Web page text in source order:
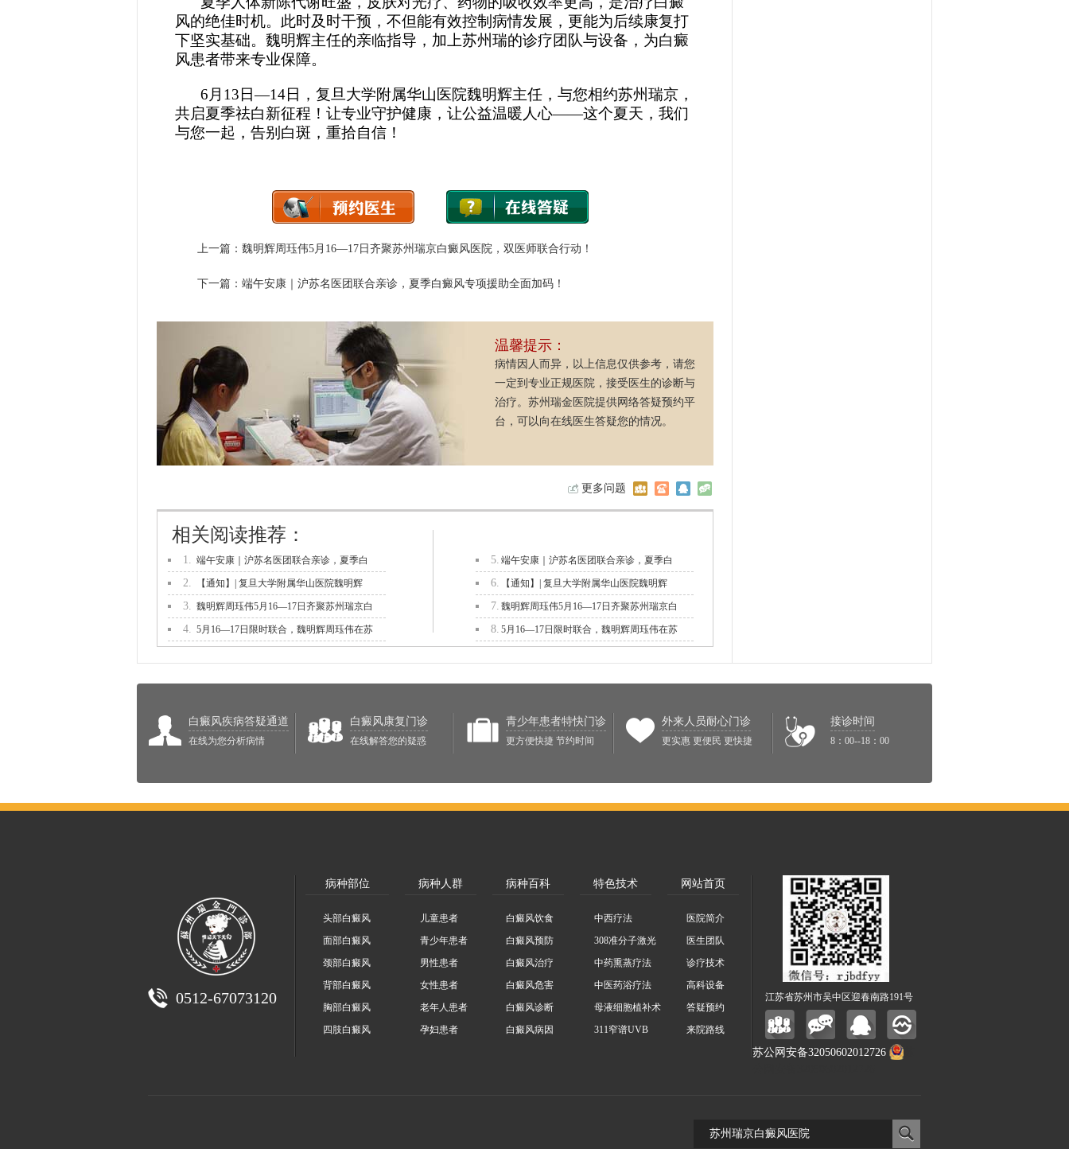
风的绝佳时机。此时及时干预，不但能有效控制病情发展，更能为后续康复打
下坚实基础。魏明辉主任的亲临指导，加上苏州瑞的诊疗团队与设备，为白癜
风患者带来专业保障。
6月13日—14日，复旦大学附属华山医院魏明辉主任，与您相约苏州瑞京，
共启夏季祛白新征程！让专业守护健康，让公益温暖人心——这个夏天，我们
与您一起，告别白斑，重拾自信！
上一篇： 魏明辉周珏伟5月16—17日齐聚苏州瑞京白癜风医院，双医师联合行动！
下一篇： 端午安康｜沪苏名医团联合亲诊，夏季白癜风专项援助全面加码！
温馨提示：
病情因人而异，以上信息仅供参考，请您
一定到专业正规医院，接受医生的诊断与
治疗。苏州瑞金医院提供网络答疑预约平
台，可以向在线医生答疑您的情况。
更多问题
1. 端午安康｜沪苏名医团联合亲诊，夏季白
2. 【通知】| 复旦大学附属华山医院魏明辉
3. 魏明辉周珏伟5月16—17日齐聚苏州瑞京白
4. 5月16—17日限时联合，魏明辉周珏伟在苏
5. 端午安康｜沪苏名医团联合亲诊，夏季白
6. 【通知】| 复旦大学附属华山医院魏明辉
7. 魏明辉周珏伟5月16—17日齐聚苏州瑞京白
8. 5月16—17日限时联合，魏明辉周珏伟在苏
相关阅读推荐：
白癜风疾病答疑通道
在线为您分析病情
白癜风康复门诊
在线解答您的疑惑
青少年患者特快门诊
更方便快捷 节约时间
外来人员耐心门诊
更实惠 更便民 更快捷
接诊时间
8：00--18：00
0512-67073120
病种部位 病种人群 病种百科 特色技术 网站首页
头部白癜风
面部白癜风
颈部白癜风
背部白癜风
胸部白癜风
四肢白癜风
儿童患者
青少年患者
男性患者
女性患者
老年人患者
孕妇患者
白癜风饮食
白癜风预防
白癜风治疗
白癜风危害
白癜风诊断
白癜风病因
中西疗法
308准分子激光
中药熏蒸疗法
中医药浴疗法
母液细胞植补术
311窄谱UVB
医院简介
医生团队
诊疗技术
高科设备
答疑预约
来院路线
江苏省苏州市吴中区迎春南路191号
苏公网安备32050602012726